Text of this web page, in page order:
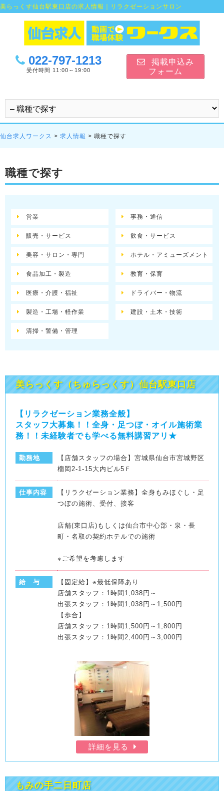
美らっくす仙台駅東口店の求人情報｜リラクゼーションサロン
022-797-1213
受付時間 11:00～19:00
掲載申込み
フォーム
仙台求人ワークス > 求人情報 > 職種で探す
職種で探す
営業 事務・通信
販売・サービス 飲食・サービス
美容・サロン・専門 ホテル・アミューズメント
食品加工・製造 教育・保育
医療・介護・福祉 ドライバー・物流
製造・工場・軽作業 建設・土木・技術
清掃・警備・管理
美らっくす（ちゅらっくす）仙台駅東口店
【リラクゼーション業務全般】
スタッフ大募集！！全身・足つぼ・オイル施術業
務！！未経験者でも学べる無料講習アリ★
勤務地
【店舗スタッフの場合】宮城県仙台市宮城野区
榴岡2-1-15大内ビル5Ｆ
仕事内容
【リラクゼーション業務】全身もみほぐし・足
つぼの施術、受付、接客
店舗(東口店)もしくは仙台市中心部・泉・長
町・名取の契約ホテルでの施術
※ご希望を考慮します
給 与
【固定給】※最低保障あり
店舗スタッフ：1時間1,038円～
出張スタッフ：1時間1,038円～1,500円
【歩合】
店舗スタッフ：1時間1,500円～1,800円
出張スタッフ：1時間2,400円～3,000円
詳細を見る
もみの手二日町店